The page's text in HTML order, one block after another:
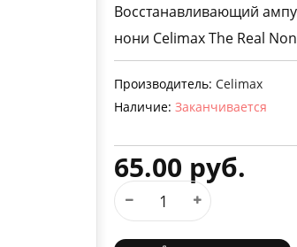
Восстанавливающий
нони Celimax The Real
Производитель: Celimax
Наличие: Заканчивается
65.00 руб.